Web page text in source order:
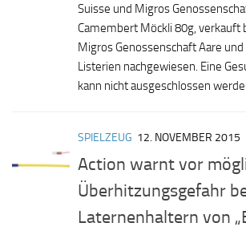
Suisse und Migros
Camembert Möckli 80g, verkauft
Migros Genossenschaft Aare
Listerien nachgewiesen. Eine
kann nicht ausgeschlossen
SPIELZEUG 12. NOVEMBER 2015
Action warnt vor
Überhitzungsgefahr
Laternenhaltern von